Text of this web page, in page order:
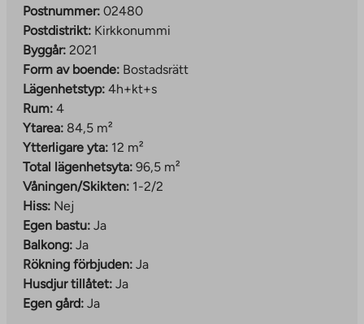
Postnummer: 02480
Postdistrikt: Kirkkonummi
Byggår: 2021
Form av boende: Bostadsrätt
Lägenhetstyp: 4h+kt+s
Rum: 4
Ytarea: 84,5 m²
Ytterligare yta: 12 m²
Total lägenhetsyta: 96,5 m²
Våningen/Skikten: 1-2/2
Hiss: Nej
Egen bastu: Ja
Balkong: Ja
Rökning förbjuden: Ja
Husdjur tillåtet: Ja
Egen gård: Ja